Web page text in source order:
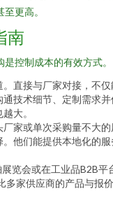
更高。
南
控制成本的有效方式。
。直接与厂家对接，不
技术细节、定制需求并
大。
厂家或单次采购量不大
他们能提供本地化的服
展览会或在工业品B2B平
多家供应商的产品与报